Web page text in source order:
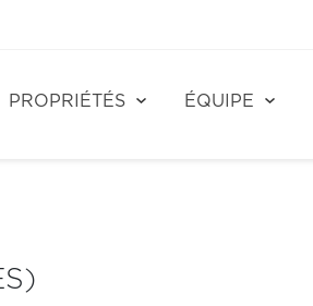
PROPRIÉTÉS ÉQUIPE